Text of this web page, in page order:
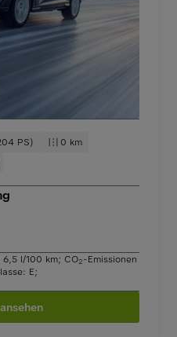
PS)
0 km
6,5 l/100 km; CO2-Emissionen
E;